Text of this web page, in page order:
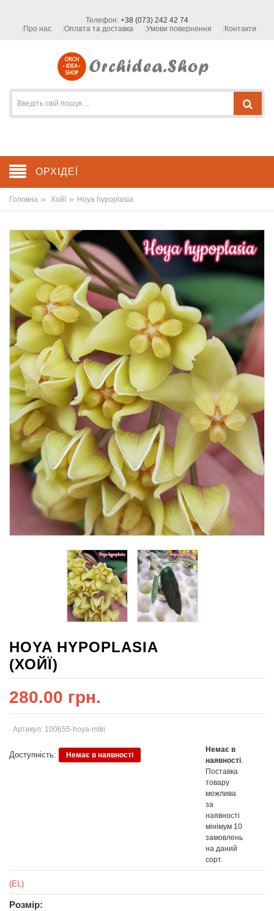
Телефон: +38 (073) 242 42 74
Про нас
Оплата та доставка Умови повернення Контакти
ОРХІДЕЇ
Головна » Хойї » Hoya hypoplasia
HOYA HYPOPLASIA
(ХОЙЇ)
280.00 грн.
Артикул: 100655-hoya-miki
Доступність: Немає в наявності
Немає в
наявності
Поставка
товару
можлива
за
наявності
мінімум 10
замовлень
на даний
сорт.
(EL)
Розмір: